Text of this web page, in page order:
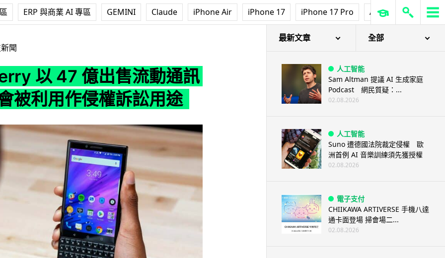
ERP 與商業 AI 專區 GEMINI Claude iPhone Air iPhone 17 iPhone 17 Pro AirPods Pro 3
聞
以 47 億出售流動通訊
被利用作侵權訴訟用途
最新文章 全部
人工智能
Sam Altman 提議 AI 生成家庭
Podcast 網民質疑：...
02.08.2026
人工智能
Suno 遭德國法院裁定侵權 歐
洲首例 AI 音樂訓練須先獲授權
02.08.2026
電子支付
CHIIKAWA ARTIVERSE 手機八達
通卡面登場 掃會場二...
02.08.2026